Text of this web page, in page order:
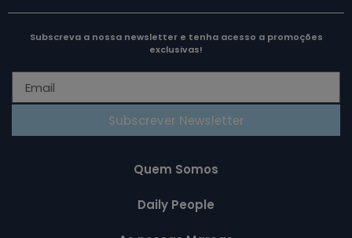
Subscreva a nossa newsletter e tenha acesso a promoções
exclusivas!
Subscrever Newsletter
Quem Somos
Daily People